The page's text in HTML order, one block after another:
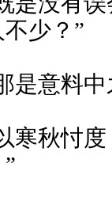
少？”
是意料中
寒秋忖